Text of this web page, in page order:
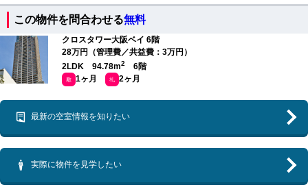
この物件を問合わせる無料
クロスタワー大阪ベイ 6階
28万円（管理費／共益費：3万円）
2LDK 94.78m2 6階
敷 1ヶ月 礼 2ヶ月
最新の空室情報を知りたい
実際に物件を見学したい